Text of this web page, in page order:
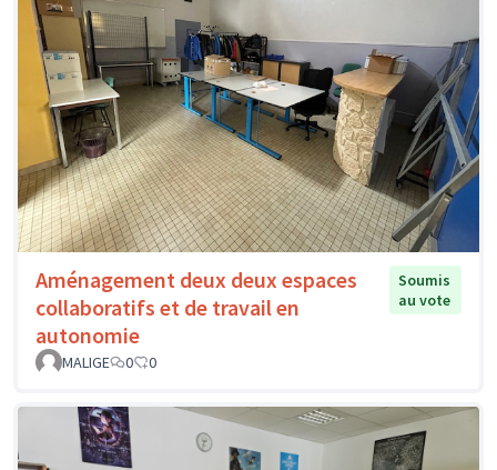
Aménagement deux deux espaces
collaboratifs et de travail en
autonomie
Soumis
au vote
MALIGE 0 0